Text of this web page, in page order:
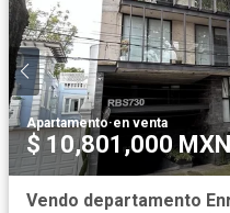
Apartamento·en venta
$ 10,801,000 MXN